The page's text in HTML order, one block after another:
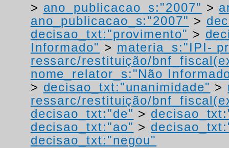
> ano_publicacao_s:"2007" >
ano_publicacao_s:"2007" >
decisao_txt:"provimento" >
Informado" > materia_s:"IPI-
ressarc/restituição/
nome_relator_s:"Não
> decisao_txt:"unanimidade" >
ressarc/restituição/
decisao_txt:"de" >
decisao_txt:"ao" >
decisao_txt:"negou"